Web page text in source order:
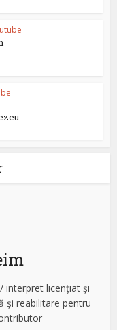
interpret licențiat și
și reabilitare pentru